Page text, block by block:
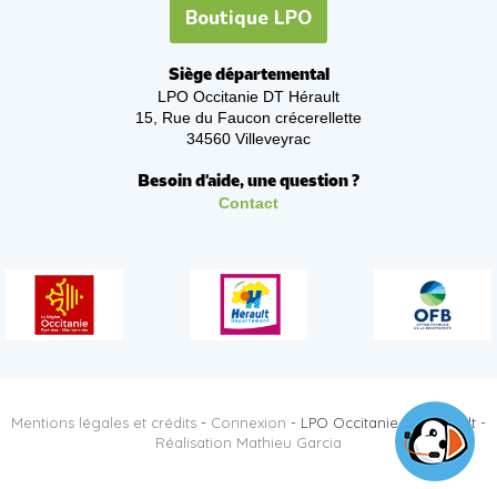
Boutique LPO
Siège départemental
LPO Occitanie DT Hérault
15, Rue du Faucon crécerellette
34560 Villeveyrac
Besoin d'aide, une question ?
Contact
Mentions légales et crédits - Connexion - LPO Occitanie DT Hérault -
Réalisation Mathieu Garcia